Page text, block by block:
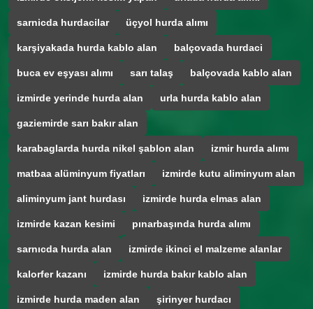
sarnicda hurdacilar üçyol hurda alımı
karşiyakada hurda kablo alan balçovada hurdaci
buca ev eşyası alımı sarı talaş balçovada kablo alan
izmirde yerinde hurda alan urla hurda kablo alan
gaziemirde sarı bakır alan
karabaglarda hurda nikel şablon alan izmir hurda alımı
matbaa alüminyum fiyatları izmirde kutu aliminyum alan
aliminyum jant hurdası izmirde hurda elmas alan
izmirde kazan kesimi pınarbaşında hurda alımı
sarnıcda hurda alan izmirde ikinci el malzeme alanlar
kalorfer kazanı izmirde hurda bakır kablo alan
izmirde hurda maden alan şirinyer hurdacı